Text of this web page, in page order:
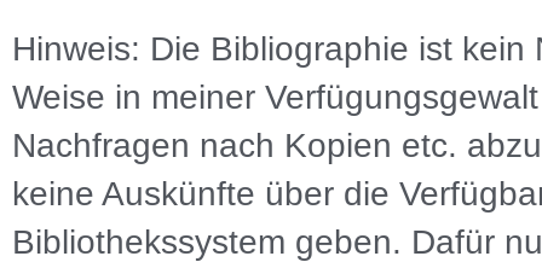
Hinweis: Die Bibliographie ist kein
Weise in meiner
Nachfragen nach Kopien etc.
keine Auskünfte über die
Bibliothekssystem geben. Dafür